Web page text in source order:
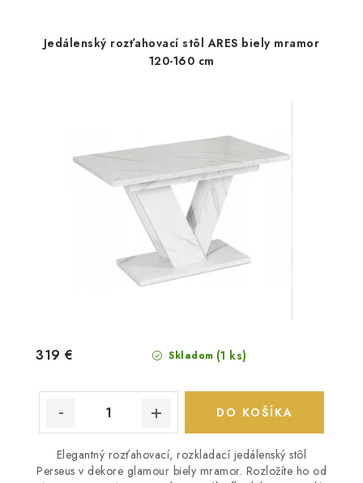
Jedálenský rozťahovací stôl ARES biely mramor
120-160 cm
Skladom (1 ks)
319 €
DO KOŠÍKA
Elegantný rozťahovací, rozkladací jedálenský stôl
Perseus v dekore glamour biely mramor. Rozložíte ho od